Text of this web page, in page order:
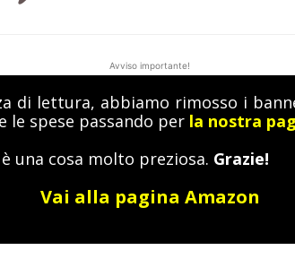
MediterraneoAntico
Avviso importante!
di lettura, abbiamo rimosso i
le spese passando per la nostra
una cosa molto preziosa. Grazie!
Vai alla pagina Amazon